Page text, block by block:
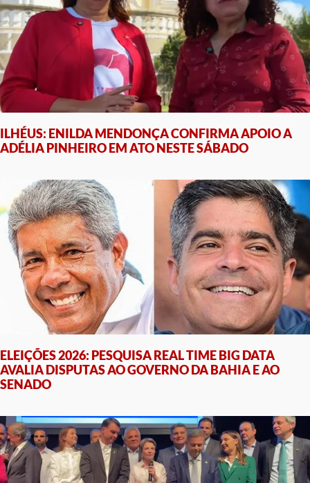
ILHÉUS: ENILDA MENDONÇA CONFIRMA APOIO A
ADÉLIA PINHEIRO EM ATO NESTE SÁBADO
ELEIÇÕES 2026: PESQUISA REAL TIME BIG DATA
AVALIA DISPUTAS AO GOVERNO DA BAHIA E AO
SENADO